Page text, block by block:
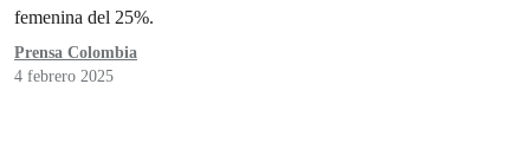
femenina del 25%.
Prensa Colombia
4 febrero 2025